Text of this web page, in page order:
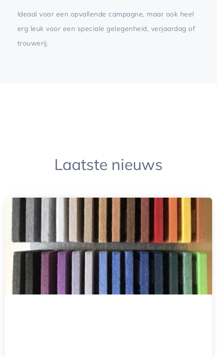
Ideaal voor een opvallende campagne, maar ook heel
erg leuk voor een speciale gelegenheid, verjaardag of
trouwerij.
Laatste nieuws